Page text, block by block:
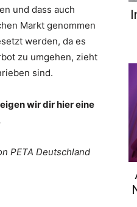
und dass auch
Markt genommen
werden, da es
zu umgehen, zieht
sind.
wir dir hier eine
PETA Deutschland